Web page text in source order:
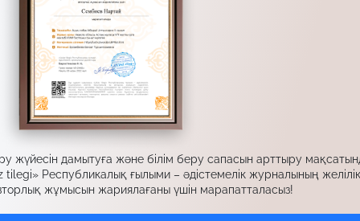
жүйесін дамытуға және білім беру сапасын арттыру
tilegi» Республикалық ғылыми – әдістемелік журналының желілік
жұмысын жариялағаны үшін марапатталасыз!